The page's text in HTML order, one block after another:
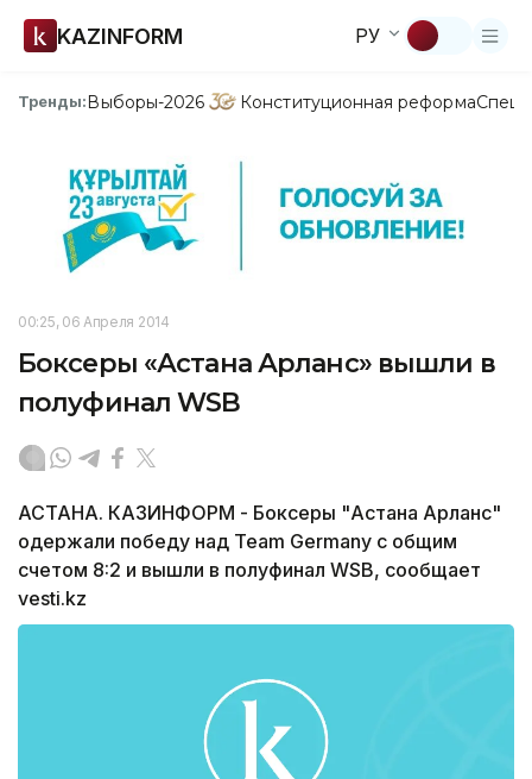
KAZINFORM РУ
Тренды:Выборы-2026 Конституционная реформа
00:25, 06 Апреля 2014
Боксеры «Астана Арланс» вышли в
полуфинал WSB
АСТАНА. КАЗИНФОРМ - Боксеры "Астана Арланс"
одержали победу над Team Germany с общим
счетом 8:2 и вышли в полуфинал WSB, сообщает
vesti.kz